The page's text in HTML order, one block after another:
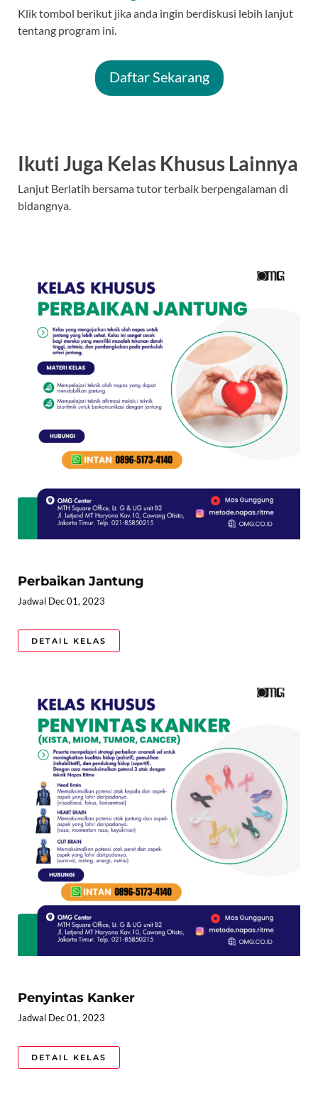
Klik tombol berikut jika anda ingin berdiskusi lebih lanjut
tentang program ini.
Daftar Sekarang
Ikuti Juga Kelas Khusus Lainnya
Lanjut Berlatih bersama tutor terbaik berpengalaman di
bidangnya.
Perbaikan Jantung
Jadwal Dec 01, 2023
DETAIL KELAS
Penyintas Kanker
Jadwal Dec 01, 2023
DETAIL KELAS